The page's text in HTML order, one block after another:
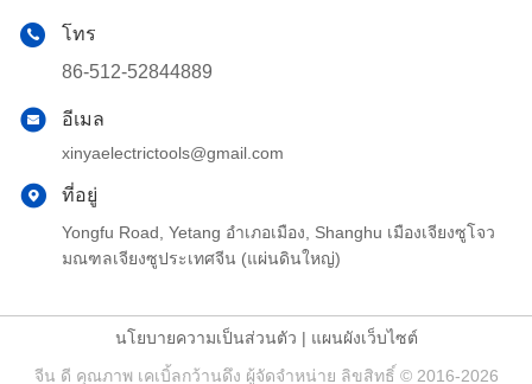
โทร
86-512-52844889
อีเมล
xinyaelectrictools@gmail.com
ที่อยู่
Yongfu Road, Yetang อำเภอเมือง, Shanghu เมืองเจียงซูโจว
มณฑลเจียงซูประเทศจีน (แผ่นดินใหญ่)
นโยบายความเป็นส่วนตัว | แผนผังเว็บไซต์
จีน ดี คุณภาพ เคเบิ้ลกว้านดึง ผู้จัดจำหน่าย ลิขสิทธิ์ © 2016-2026